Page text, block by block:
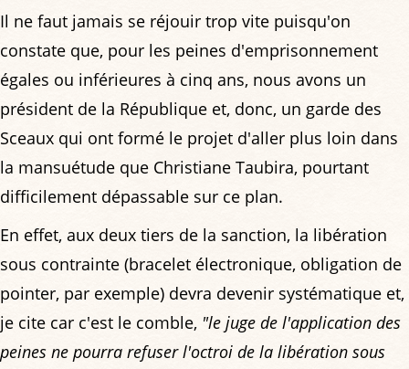
Il ne faut jamais se réjouir trop vite puisqu'on
constate que, pour les peines d'emprisonnement
égales ou inférieures à cinq ans, nous avons un
président de la République et, donc, un garde des
Sceaux qui ont formé le projet d'aller plus loin dans
la mansuétude que Christiane Taubira, pourtant
difficilement dépassable sur ce plan.
En effet, aux deux tiers de la sanction, la libération
sous contrainte (bracelet électronique, obligation de
pointer, par exemple) devra devenir systématique et,
je cite car c'est le comble, "le juge de l'application des
peines ne pourra refuser l'octroi de la libération sous